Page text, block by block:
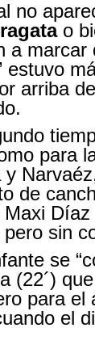
no
o
a
estuvo
arriba
para
y
de
Maxi
sin
se
(22´)
para el
el